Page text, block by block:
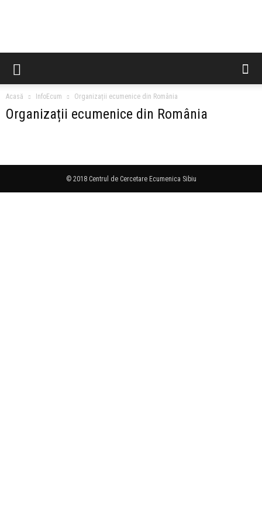
CCES
Acasă InfoEcum Organizații ecumenice din România
Organizații ecumenice din România
© 2018 Centrul de Cercetare Ecumenica Sibiu